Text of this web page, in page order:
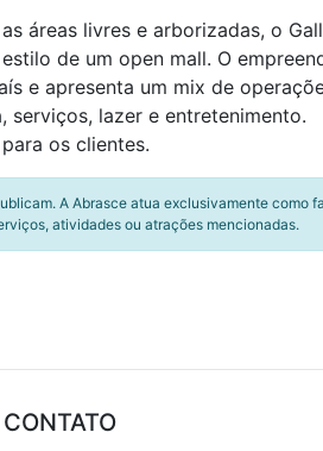
áreas livres e arborizadas, o
de um open mall. O
e apresenta um mix de
lazer e entretenimento.
os clientes.
A Abrasce atua exclusivamente como
atividades ou atrações mencionadas.
CONTATO